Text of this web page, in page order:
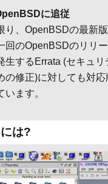
に追従
り、OpenBSDの最新版
回のOpenBSDのリリ
生するErrata (セキュリ
の修正)に対しても対
います。
は?